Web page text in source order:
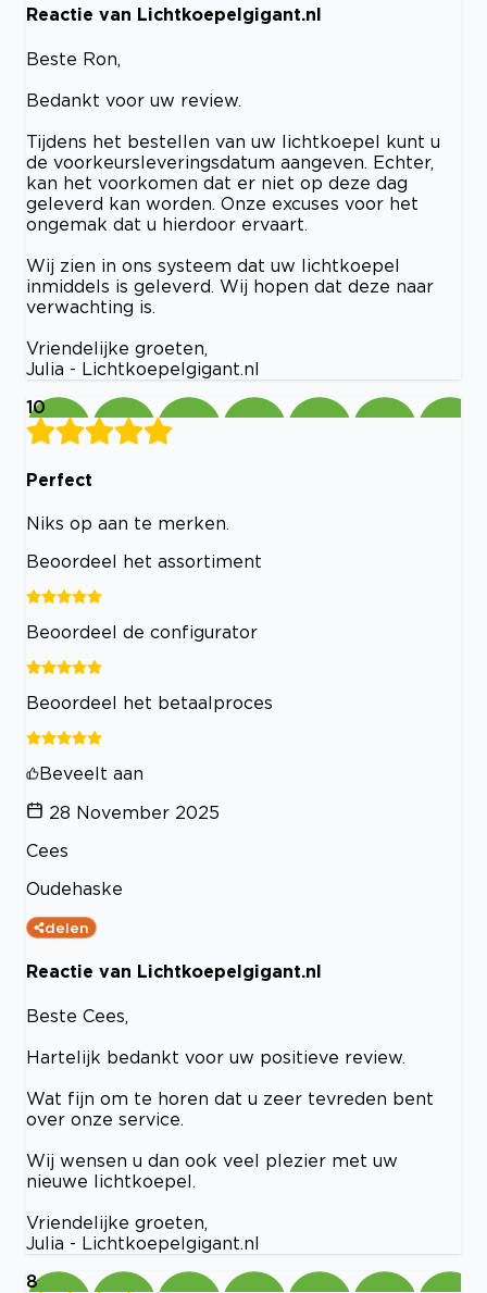
Reactie van Lichtkoepelgigant.nl
Beste Ron,
Bedankt voor uw review.
Tijdens het bestellen van uw lichtkoepel kunt u
de voorkeursleveringsdatum aangeven. Echter,
kan het voorkomen dat er niet op deze dag
geleverd kan worden. Onze excuses voor het
ongemak dat u hierdoor ervaart.
Wij zien in ons systeem dat uw lichtkoepel
inmiddels is geleverd. Wij hopen dat deze naar
verwachting is.
Vriendelijke groeten,
Julia - Lichtkoepelgigant.nl
10
Perfect
Niks op aan te merken.
Beoordeel het assortiment
Beoordeel de configurator
Beoordeel het betaalproces
Beveelt aan
28 November 2025
Cees
Oudehaske
delen
Reactie van Lichtkoepelgigant.nl
Beste Cees,
Hartelijk bedankt voor uw positieve review.
Wat fijn om te horen dat u zeer tevreden bent
over onze service.
Wij wensen u dan ook veel plezier met uw
nieuwe lichtkoepel.
Vriendelijke groeten,
Julia - Lichtkoepelgigant.nl
8